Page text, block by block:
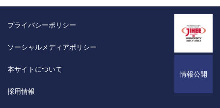
情報公開
プライバシーポリシー
ソーシャルメディアポリシー
本サイトについて
採用情報